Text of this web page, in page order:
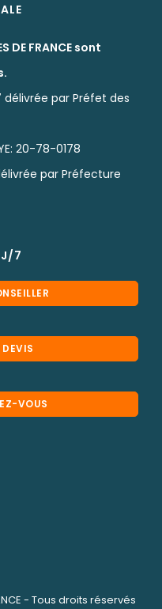
DE FRANCE sont
délivrée par Préfet des
20-78-0178
par Préfecture
7
VOUS
- Tous droits réservés